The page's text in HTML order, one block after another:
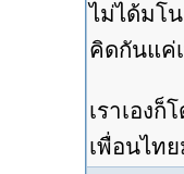
ไม่ได้มโ
คิดกันแค่
เราเอง
เพื่อนไท